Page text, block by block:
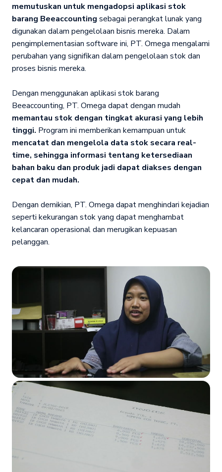
memutuskan untuk mengadopsi aplikasi stok
barang Beeaccounting sebagai perangkat lunak yang
digunakan dalam pengelolaan bisnis mereka. Dalam
pengimplementasian software ini, PT. Omega mengalami
perubahan yang signifikan dalam pengelolaan stok dan
proses bisnis mereka.
Dengan menggunakan aplikasi stok barang
Beeaccounting, PT. Omega dapat dengan mudah
memantau stok dengan tingkat akurasi yang lebih
tinggi. Program ini memberikan kemampuan untuk
mencatat dan mengelola data stok secara real-
time, sehingga informasi tentang ketersediaan
bahan baku dan produk jadi dapat diakses dengan
cepat dan mudah.
Dengan demikian, PT. Omega dapat menghindari kejadian
seperti kekurangan stok yang dapat menghambat
kelancaran operasional dan merugikan kepuasan
pelanggan.